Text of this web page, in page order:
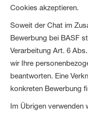
Cookies akzeptieren.
Soweit der Chat im
Bewerbung bei BASF
Verarbeitung Art. 6
wir Ihre
beantworten. Eine
konkreten Bewerbung
Im Übrigen verwenden